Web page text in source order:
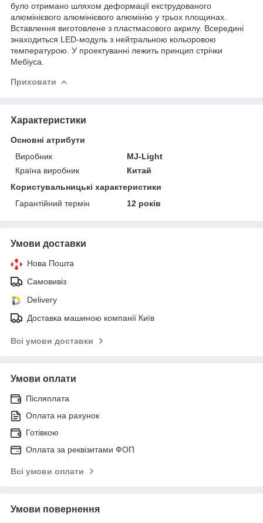
було отримано шляхом деформації екструдованого
алюмінієвого алюмінієвого алюмінію у трьох площинах.
Вставлення виготовлене з пластмасового акрилу. Всередині
знаходиться LED-модуль з нейтральною кольоровою
температурою. У проектуванні лежить принцип стрічки
Мебіуса.
Приховати
Характеристики
Основні атрибути
Виробник
MJ-Light
Країна виробник
Китай
Користувальницькі характеристики
Гарантійний термін
12 років
Умови доставки
Нова Пошта
Самовивіз
Delivery
Доставка машиною компанії Київ
Всі умови доставки
Умови оплати
Післяплата
Оплата на рахунок
Готівкою
Оплата за реквізитами ФОП
Всі умови оплати
Умови повернення